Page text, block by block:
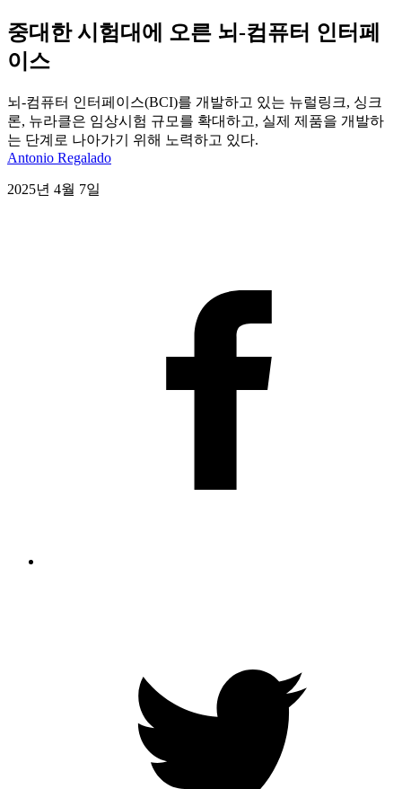
중대한 시험대에 오른 뇌-컴퓨터 인터페
이스
뇌-컴퓨터 인터페이스(BCI)를 개발하고 있는 뉴럴링크, 싱크
론, 뉴라클은 임상시험 규모를 확대하고, 실제 제품을 개발하
는 단계로 나아가기 위해 노력하고 있다.
Antonio Regalado
2025년 4월 7일